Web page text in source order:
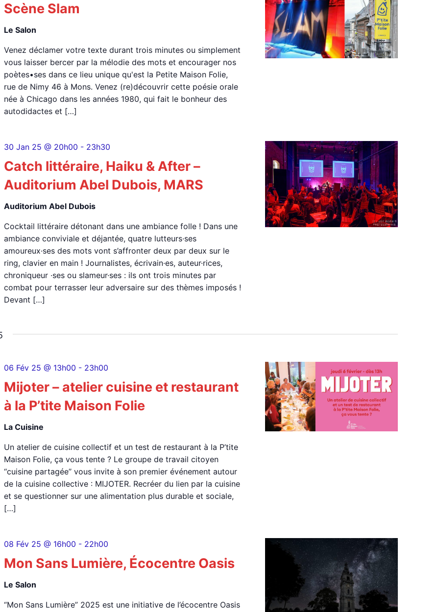
Scène Slam
Le Salon
Venez déclamer votre texte durant trois minutes ou simplement
vous laisser bercer par la mélodie des mots et encourager nos
poètes•ses dans ce lieu unique qu'est la Petite Maison Folie,
rue de Nimy 46 à Mons. Venez (re)découvrir cette poésie orale
née à Chicago dans les années 1980, qui fait le bonheur des
autodidactes et […]
Catch littéraire, Haiku & After –
Auditorium Abel Dubois, MARS
30 Jan 25 @ 20h00 - 23h30
Auditorium Abel Dubois
Cocktail littéraire détonant dans une ambiance folle ! Dans une
ambiance conviviale et déjantée, quatre lutteurs·ses
amoureux·ses des mots vont s’affronter deux par deux sur le
ring, clavier en main ! Journalistes, écrivain·es, auteur·rices,
chroniqueur ·ses ou slameur·ses : ils ont trois minutes par
combat pour terrasser leur adversaire sur des thèmes imposés !
Devant […]
Mijoter – atelier cuisine et restaurant
à la P’tite Maison Folie
06 Fév 25 @ 13h00 - 23h00
La Cuisine
Un atelier de cuisine collectif et un test de restaurant à la P’tite
Maison Folie, ça vous tente ? Le groupe de travail citoyen
‘‘cuisine partagée’’ vous invite à son premier événement autour
de la cuisine collective : MIJOTER. Recréer du lien par la cuisine
et se questionner sur une alimentation plus durable et sociale,
[…]
Mon Sans Lumière, Écocentre Oasis
08 Fév 25 @ 16h00 - 22h00
Le Salon
“Mon Sans Lumière” 2025 est une initiative de l’écocentre Oasis